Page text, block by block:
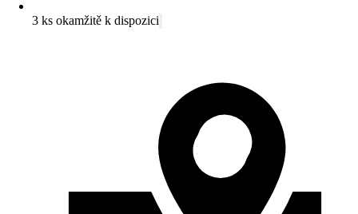
3 ks okamžitě k dispozici